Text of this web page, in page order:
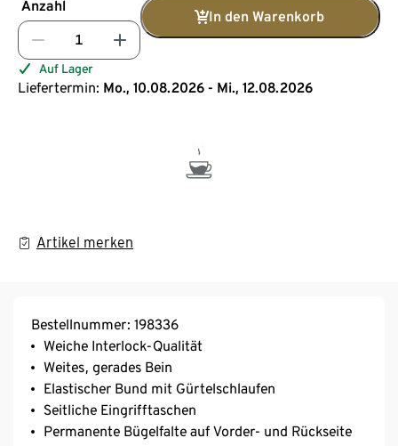
Anzahl
In den Warenkorb
Auf Lager
Liefertermin: Mo., 10.08.2026 - Mi., 12.08.2026
Artikel merken
Bestellnummer: 198336
Weiche Interlock-Qualität
Weites, gerades Bein
Elastischer Bund mit Gürtelschlaufen
Seitliche Eingrifftaschen
Permanente Bügelfalte auf Vorder- und Rückseite